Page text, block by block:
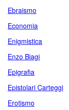
Ebraismo
Economia
Enigmistica
Enzo Biagi
Epigrafia
Epistolari Carteggi
Erotismo